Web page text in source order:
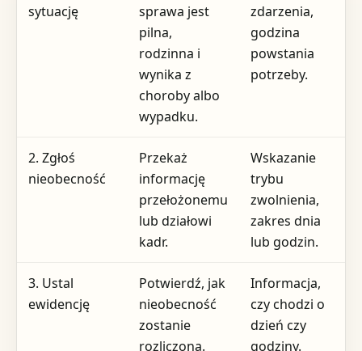
sytuację
sprawa jest
pilna,
rodzinna i
wynika z
choroby albo
wypadku.
zdarzenia,
godzina
powstania
potrzeby.
2. Zgłoś
nieobecność
Przekaż
informację
przełożonemu
lub działowi
kadr.
Wskazanie
trybu
zwolnienia,
zakres dnia
lub godzin.
3. Ustal
ewidencję
Potwierdź, jak
nieobecność
zostanie
rozliczona.
Informacja,
czy chodzi o
dzień czy
godziny.